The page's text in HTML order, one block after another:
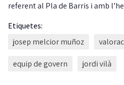
referent al Pla de Barris i amb
Etiquetes:
josep melcior muñoz
equip de govern jordi vilà